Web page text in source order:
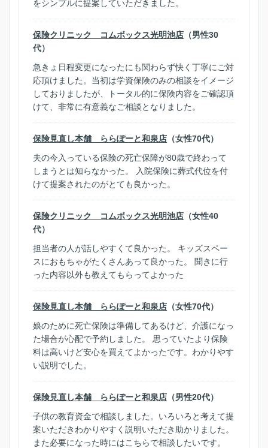
をシンプルに提案していただきました。
保険クリニック コムボックス光明池店 （男性30
代）
急きょ日程変更になったにも関わらず快く丁寧にご対
応頂けました。当初は学資保険のみの相談をイメージ
しておりましたが、トータル的に保険内容をご確認頂
けて、非常に有意義なご相談となりました。
保険見直し本舗 ららぽーと和泉店 （女性70代）
夫の今入っている保険の死亡保障が80歳で終わって
しまうとは知らなかった。 入院保険に葬式代位を付
けて提案されたのがとても良かった。
保険クリニック コムボックス光明池店 （女性40
代）
担当者の人が話しやすくて良かった。 キッズスペー
スにおもちゃがたくさんあって良かった。 聞きに行
った内容以外も教えてもらってよかった
保険見直し本舗 ららぽーと和泉店 （女性70代）
娘のために死亡保険は準備してあるけど、介護になっ
た場合が心配で予約しました。 思っていたより保険
料は高いけど安心を買えてよかったです。わかりやす
い説明でした。
保険見直し本舗 ららぽーと和泉店 （男性20代）
子供の教育資金で相談しました。いろいろと考えて提
案いただきわかりやすく説明いただき助かりました。
また必要になった時にはこちらで相談したいです。